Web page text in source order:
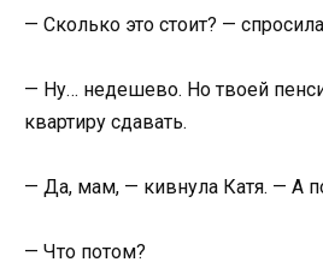
— Сколько это стоит? —
— Ну… недешево. Но твоей
квартиру сдавать.
— Да, мам, — кивнула Катя. — А
— Что потом?